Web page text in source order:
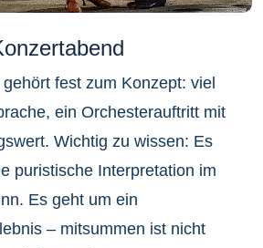
fest zum Konzept: viel
ein Orchesterauftritt mit
Wichtig zu wissen: Es
puristische Interpretation im
Es geht um ein
– mitsummen ist nicht